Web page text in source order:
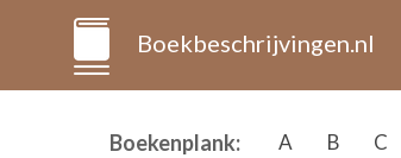
Boekbeschrijvingen.nl
Boekenplank: A B C